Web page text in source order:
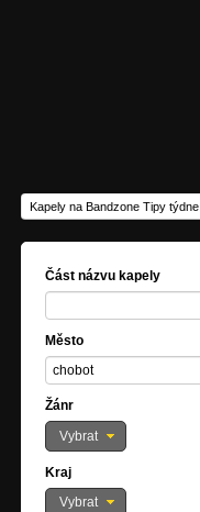
Kapely na Bandzone Tipy týdne
Část názvu kapely
Město
Žánr
Vybrat
Kraj
Vybrat